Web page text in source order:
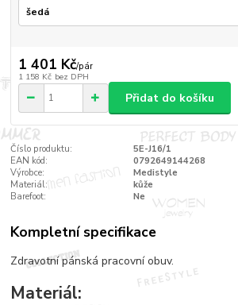
1 401 Kč/pár
1 158 Kč bez DPH
Přidat do košíku
Číslo produktu:
5E-J16/1
EAN kód:
0792649144268
Výrobce:
Medistyle
Materiál:
kůže
Barefoot:
Ne
Kompletní specifikace
Zdravotní pánská pracovní obuv.
Materiál: